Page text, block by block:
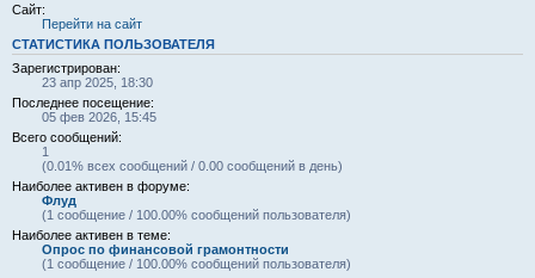
Сайт:
Перейти на сайт
СТАТИСТИКА ПОЛЬЗОВАТЕЛЯ
Зарегистрирован:
23 апр 2025, 18:30
Последнее посещение:
05 фев 2026, 15:45
Всего сообщений:
1
(0.01% всех сообщений / 0.00 сообщений в день)
Наиболее активен в форуме:
Флуд
(1 сообщение / 100.00% сообщений пользователя)
Наиболее активен в теме:
Опрос по финансовой грамонтности
(1 сообщение / 100.00% сообщений пользователя)